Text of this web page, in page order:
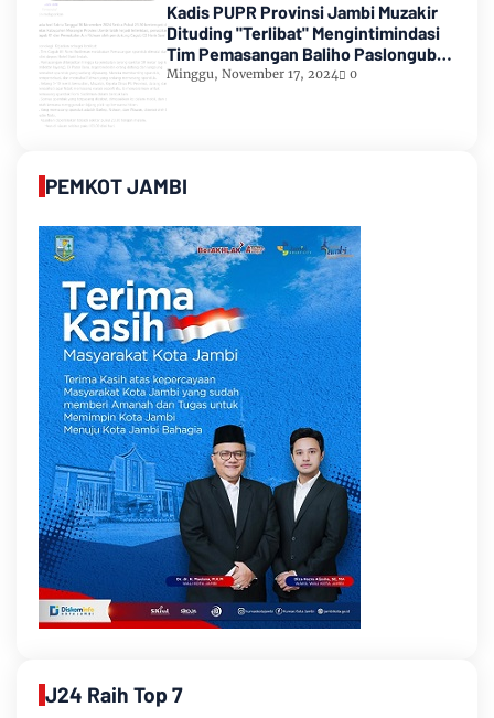
Kadis PUPR Provinsi Jambi Muzakir
Dituding "Terlibat" Mengintimindasi
Tim Pemasangan Baliho Paslongub
Romi-Sudirman
Minggu, November 17, 2024 0
PEMKOT JAMBI
J24 Raih Top 7